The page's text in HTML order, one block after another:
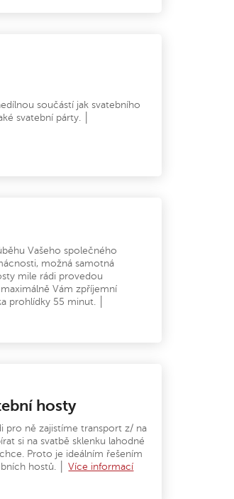
součástí jak svatebního
svatební párty. │
Vašeho společného
možná samotná
mile rádi provedou
Vám zpříjemní
prohlídky 55 minut. │
hosty
pro ně zajistíme transport z/ na
si na svatbě sklenku lahodné
Proto je ideálním řešením
hostů. │Více informací